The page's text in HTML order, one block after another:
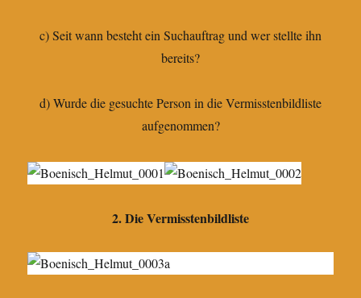
c) Seit wann besteht ein Suchauftrag und wer stellte ihn
bereits?
d) Wurde die gesuchte Person in die Vermisstenbildliste
aufgenommen?
2. Die Vermisstenbildliste